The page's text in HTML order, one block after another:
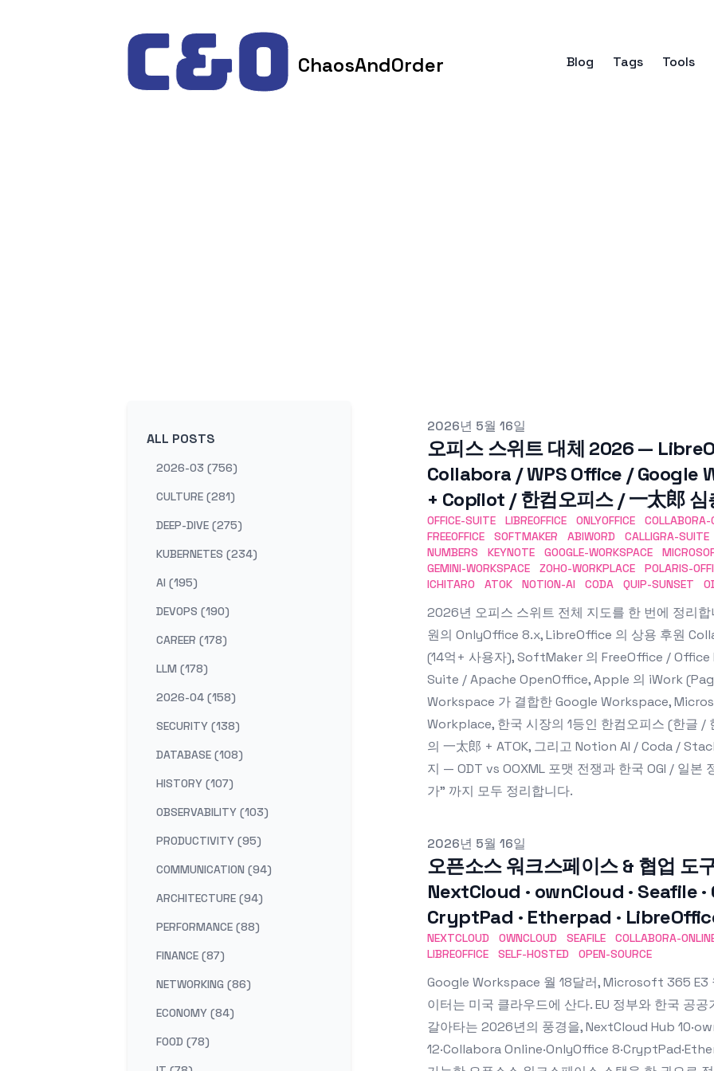
ChaosAndOrder Blog Tags Tools
ALL POSTS
2026-03 (756)
CULTURE (281)
DEEP-DIVE (275)
KUBERNETES (234)
AI (195)
DEVOPS (190)
CAREER (178)
LLM (178)
2026-04 (158)
SECURITY (138)
DATABASE (108)
HISTORY (107)
OBSERVABILITY (103)
PRODUCTIVITY (95)
COMMUNICATION (94)
ARCHITECTURE (94)
PERFORMANCE (88)
FINANCE (87)
NETWORKING (86)
ECONOMY (84)
FOOD (78)
Published on
2026년 5월 16일
오피스 스위트 대체 2026 —
Collabora / WPS Office /
+ Copilot / 한컴오피스 / 一太郎 심
OFFICE-SUITE LIBREOFFICE ONLYOFFICE
COLLABORA-
FREEOFFICE
SOFTMAKER ABIWORD
CALLIGRA-SUITE
NUMBERS
KEYNOTE GOOGLE-WORKSPACE
GEMINI-WORKSPACE
ZOHO-WORKPLACE
POLARIS-
ICHITARO
ATOK NOTION-AI CODA QUIP-SUNSET
2026년 오피스 스위트 전체 지도를 한 번에 정리
원의 OnlyOffice 8.x, LibreOffice 의 상용 후원
(14억+ 사용자), SoftMaker 의 FreeOffice /
Suite / Apache OpenOffice, Apple 의 iWork
Workspace 가 결합한 Google Workspace,
Workplace, 한국 시장의 1등인 한컴오피스 (한글
의 一太郎 + ATOK, 그리고 Notion AI / Coda /
지 — ODT vs OOXML 포맷 전쟁과 한국 OGI / 일본
가" 까지 모두 정리합니다.
Published on
2026년 5월 16일
오픈소스 워크스페이스 & 협업 도
NextCloud · ownCloud · Seafile
CryptPad · Etherpad ·
NEXTCLOUD OWNCLOUD SEAFILE
COLLABORA-
LIBREOFFICE
SELF-HOSTED OPEN-SOURCE
Google Workspace 월 18달러, Microsoft 365 E3
이터는 미국 클라우드에 산다. EU 정부와 한국 공
갈아타는 2026년의 풍경을, NextCloud Hub
12·Collabora Online·OnlyOffice